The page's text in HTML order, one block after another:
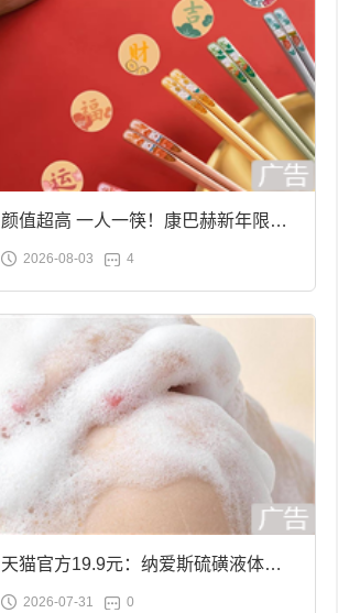
颜值超高 一人一筷！康巴赫新年限定
合金筷子大促：19.9元
2026-08-03 4
天猫官方19.9元：纳爱斯硫磺液体香
皂2斤大促
2026-07-31 0